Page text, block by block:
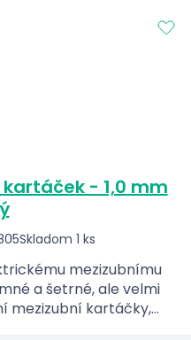
- 1,0 mm
Skladom 1 ks
mezizubnímu
a šetrné, ale velmi
mezizubní kartáčky,